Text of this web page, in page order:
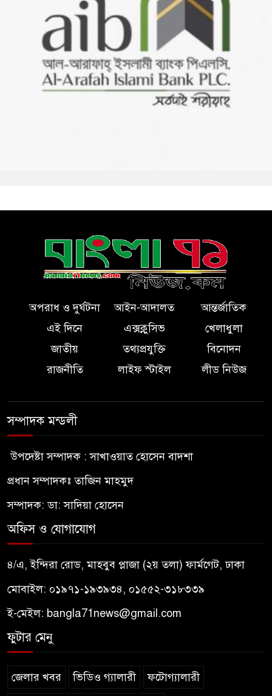
অপরাধ ও দুর্ঘটনা আইন-আদালত
আন্তর্জাতিক
এই দিনে
এক্সক্লুসিভ
খেলাধুলা
জাতীয়
তথ্যপ্রযুক্তি
বিনোদন
রাজনীতি
লাইফ স্টাইল লীড নিউজ
সম্পাদক মন্ডলী
উপদেষ্টা সম্পাদক : সাখাওয়াত হোসেন বাদশা
প্রধান সম্পাদকঃ তাজিন মাহমুদ
সম্পাদক: ডা: সাদিয়া হোসেন
অফিস ও যোগাযোগ
৪/এ, ইন্দিরা রোড, মাহবুব প্লাজা (২য় তলা) ফার্মগেট, ঢাকা
মোবাইল: ০১৯৭১-১৯৩৯৩৪, ০১৫৫২-৩১৮৩৩৯
ই-মেইল: bangla71news@gmail.com
ফুটার মেনু
জেলার খবর ভিডিও গ্যালারী ফটোগ্যালারী